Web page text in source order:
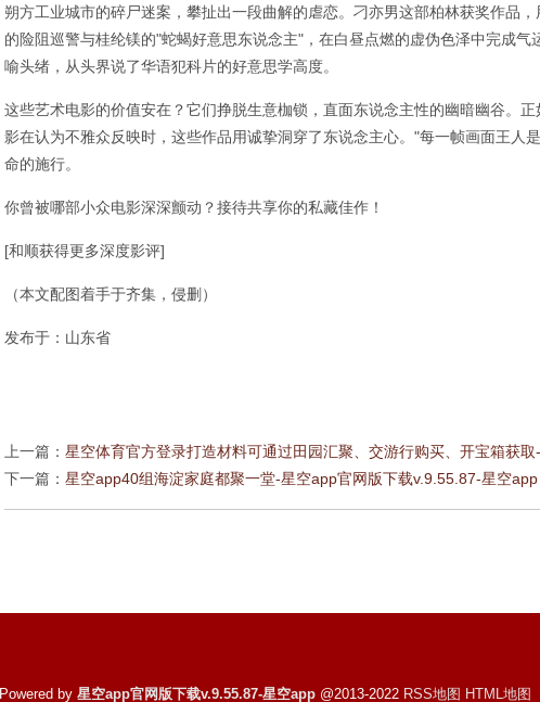
朔方工业城市的碎尸迷案，攀扯出一段曲解的虐恋。刁亦男这部柏林获奖作品
的险阻巡警与桂纶镁的"蛇蝎好意思东说念主"，在白昼点燃的虚伪色泽中完成
喻头绪，从头界说了华语犯科片的好意思学高度。
这些艺术电影的价值安在？它们挣脱生意枷锁，直面东说念主性的幽暗幽谷。
影在认为不雅众反映时，这些作品用诚挚洞穿了东说念主心。"每一帧画面王人
命的施行。
你曾被哪部小众电影深深颤动？接待共享你的私藏佳作！
[和顺获得更多深度影评]
（本文配图着手于齐集，侵删）
发布于：山东省
上一篇： 星空体育官方登录打造材料可通过田园汇聚、交游行购买、开宝箱获
下一篇： 星空app40组海淀家庭都聚一堂-星空app官网版下载v.9.55.87-星空app
Powered by 星空app官网版下载v.9.55.87-星空app@2013-2022 RSS地图 HTML地图